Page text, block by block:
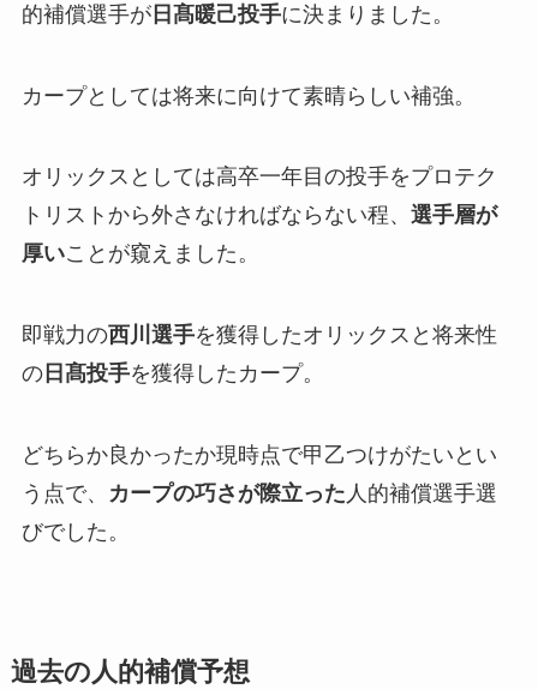
的補償選手が日髙暖己投手に決まりました。
カープとしては将来に向けて素晴らしい補強。
オリックスとしては高卒一年目の投手をプロテク
トリストから外さなければならない程、 選手層が
厚いことが窺えました。
即戦力の西川選手を獲得したオリックスと将来性
の日髙投手を獲得したカープ。
どちらか良かったか現時点で甲乙つけがたいとい
う点で、
カープの巧さが際立った 人的補償選手選
びでした。
過去の人的補償予想